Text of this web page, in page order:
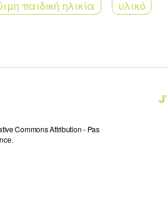
παιδική ηλικία υλικό
Commons Attribution - Pas